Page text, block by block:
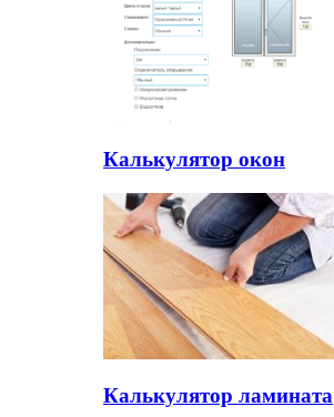
Калькулятор окон
Калькулятор ламината